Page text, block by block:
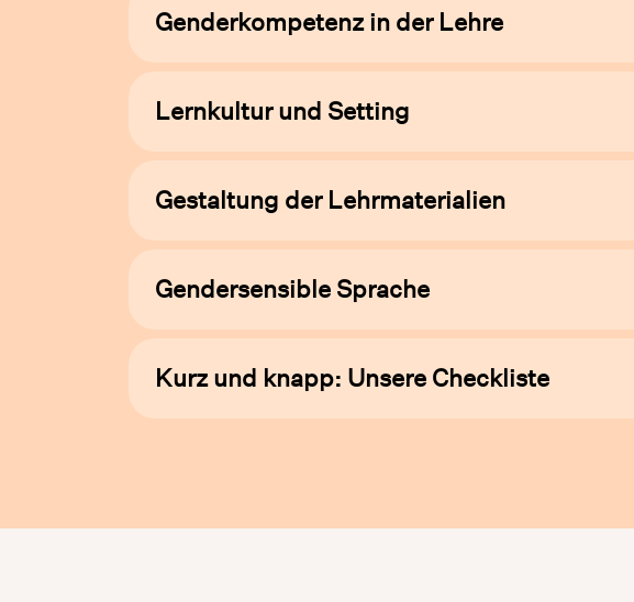
Genderkompetenz in der Lehre
Lernkultur und Setting
Gestaltung der Lehrmaterialien
Gendersensible Sprache
Kurz und knapp: Unsere Checkliste